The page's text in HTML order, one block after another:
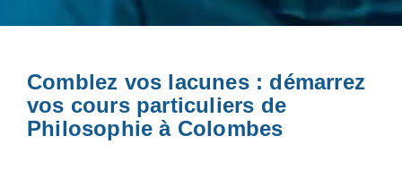
Comblez vos lacunes : démarrez
vos cours particuliers de
Philosophie à Colombes